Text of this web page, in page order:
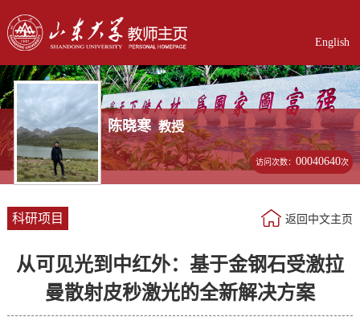
English
陈晓寒 教授
访问次数：00040640次
科研项目 返回中文主页
从可见光到中红外：基于金钢石受激拉
曼散射皮秒激光的全新解决方案